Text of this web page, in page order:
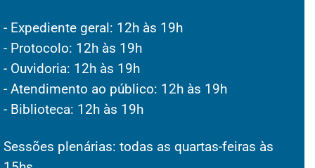
- Expediente geral: 12h às 19h
- Protocolo: 12h às 19h
- Ouvidoria: 12h às 19h
- Atendimento ao público: 12h às 19h
- Biblioteca: 12h às 19h
Sessões plenárias: todas as quartas-feiras às